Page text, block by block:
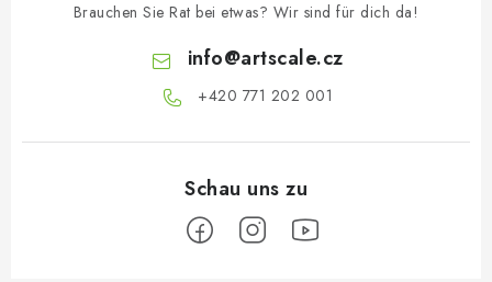
Brauchen Sie Rat bei etwas? Wir sind für dich da!
info@artscale.cz
+420 771 202 001​